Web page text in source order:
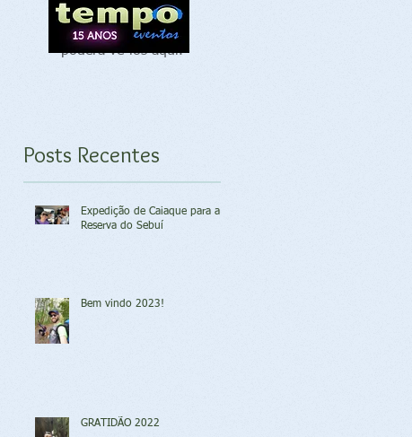
posts forem
publicados, você
poderá vê-los aqui.
Posts Recentes
Expedição de Caiaque para a
Reserva do Sebuí
Bem vindo 2023!
GRATIDÃO 2022